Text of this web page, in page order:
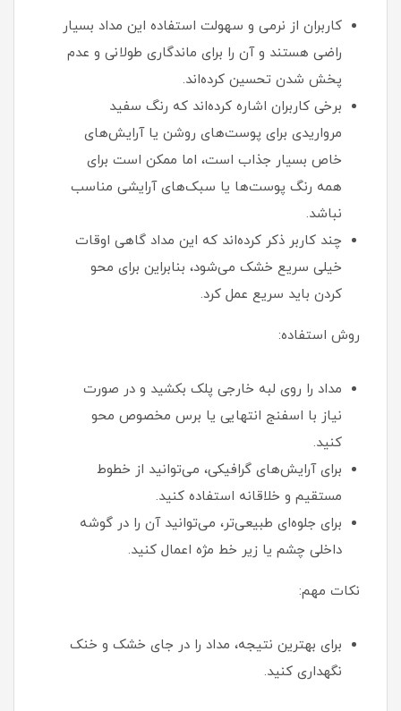
کاربران از نرمی و سهولت استفاده این مداد بسیار
راضی هستند و آن را برای ماندگاری طولانی و عدم
پخش شدن تحسین کرده‌اند.
برخی کاربران اشاره کرده‌اند که رنگ سفید
مرواریدی برای پوست‌های روشن یا آرایش‌های
خاص بسیار جذاب است، اما ممکن است برای
همه رنگ پوست‌ها یا سبک‌های آرایشی مناسب
نباشد.
چند کاربر ذکر کرده‌اند که این مداد گاهی اوقات
خیلی سریع خشک می‌شود، بنابراین برای محو
کردن باید سریع عمل کرد.
روش استفاده:
مداد را روی لبه خارجی پلک بکشید و در صورت
نیاز با اسفنج انتهایی یا برس مخصوص محو
کنید.
برای آرایش‌های گرافیکی، می‌توانید از خطوط
مستقیم و خلاقانه استفاده کنید.
برای جلوه‌ای طبیعی‌تر، می‌توانید آن را در گوشه
داخلی چشم یا زیر خط مژه اعمال کنید.
نکات مهم:
برای بهترین نتیجه، مداد را در جای خشک و خنک
نگهداری کنید.